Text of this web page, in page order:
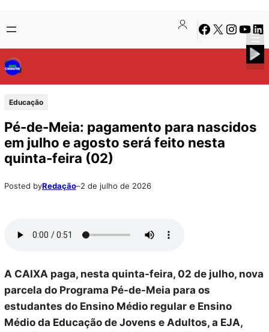
para
o
conteúdo
to
content
Facebook
X Instagram
Educação
Pé-de-Meia: pagamento para nascidos
em julho e agosto será feito nesta
quinta-feira (02)
Posted byRedação–2 de julho de 2026
A CAIXA paga, nesta quinta-feira, 02 de julho, nova
parcela do Programa Pé-de-Meia para os
estudantes do Ensino Médio regular e Ensino
Médio da Educação de Jovens e Adultos, a EJA,